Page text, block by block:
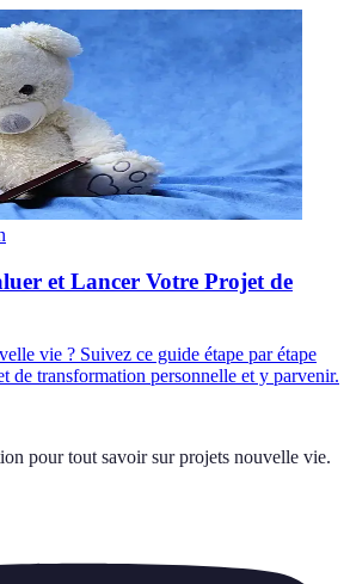
et Lancer Votre Projet de
vie ? Suivez ce guide étape par étape
de transformation personnelle et y parvenir.
pour tout savoir sur projets nouvelle vie.